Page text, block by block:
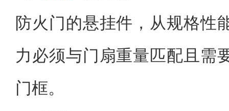
防火门的悬挂件，从规格性
力必须与门扇重量匹配且需
门框。